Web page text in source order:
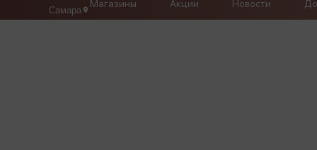
Самара
Магазины Акции Новости